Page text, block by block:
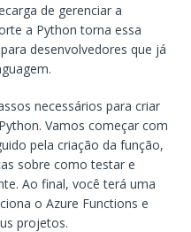
de gerenciar a
a Python torna essa
desenvolvedores que já
necessários para criar
Vamos começar com
pela criação da função,
sobre como testar e
Ao final, você terá uma
o Azure Functions e
projetos.